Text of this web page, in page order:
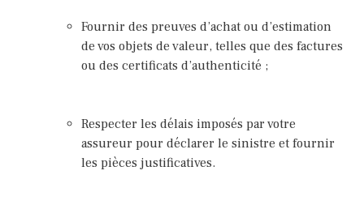
Fournir des preuves d’achat ou d’estimation
de vos objets de valeur, telles que des factures
ou des certificats d’authenticité ;
Respecter les délais imposés par votre
assureur pour déclarer le sinistre et fournir
les pièces justificatives.